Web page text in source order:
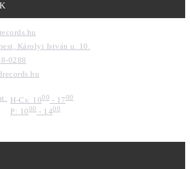
Károlyi István u. 10.
0288
H-Cs: 1000 - 1700
P: 1000- 1400